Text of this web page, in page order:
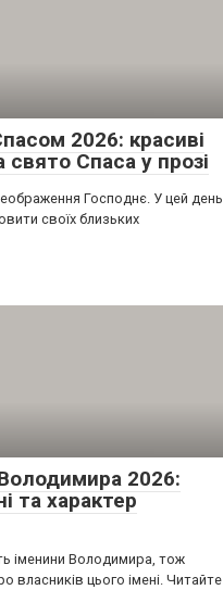
2026: красиві
свято Спаса у прозі
Господнє. У цей день
своїх близьких
2026:
та характер
іменини Володимира, тож
власників цього імені. Читайте